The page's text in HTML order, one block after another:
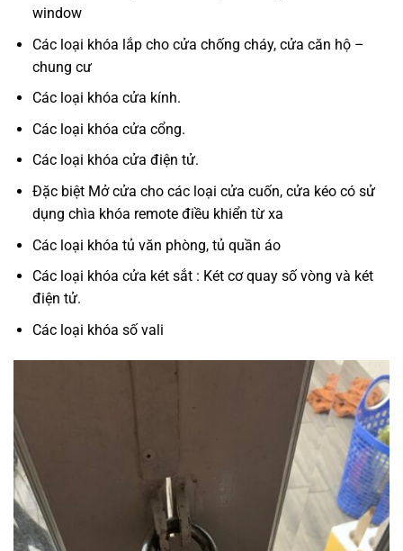
window
Các loại khóa lắp cho cửa chống cháy, cửa căn hộ –
chung cư
Các loại khóa cửa kính.
Các loại khóa cửa cổng.
Các loại khóa cửa điện tử.
Đặc biệt Mở cửa cho các loại cửa cuốn, cửa kéo có sử
dụng chìa khóa remote điều khiển từ xa
Các loại khóa tủ văn phòng, tủ quần áo
Các loại khóa cửa két sắt : Két cơ quay số vòng và két
điện tử.
Các loại khóa số vali